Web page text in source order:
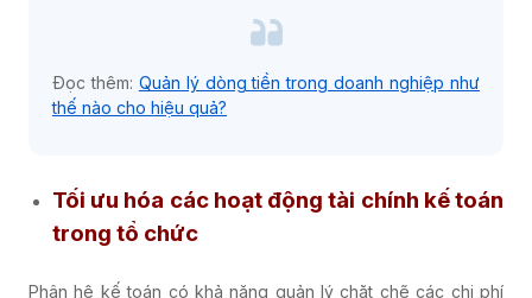
Đọc thêm: Quản lý dòng tiền trong doanh nghiệp như
thế nào cho hiệu quả?
Tối ưu hóa các hoạt động tài chính kế toán
trong tổ chức
Phân hệ kế toán có khả năng quản lý chặt chẽ các chi phí